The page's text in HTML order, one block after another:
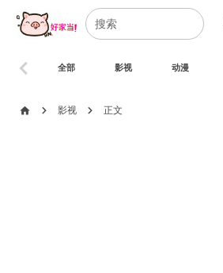
全部 影视 动漫
chevron_left
home chevron_right 影视 chevron_right 正文